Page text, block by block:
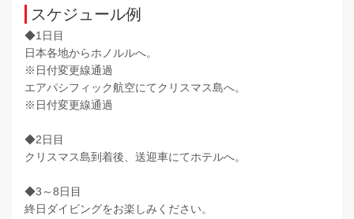
スケジュール例
◆1日目
日本各地からホノルルへ。
※日付変更線通過
エアパシフィック航空にてクリスマス島へ。
※日付変更線通過
◆2日目
クリスマス島到着後、送迎車にてホテルへ。
◆3～8日目
終日ダイビングをお楽しみください。